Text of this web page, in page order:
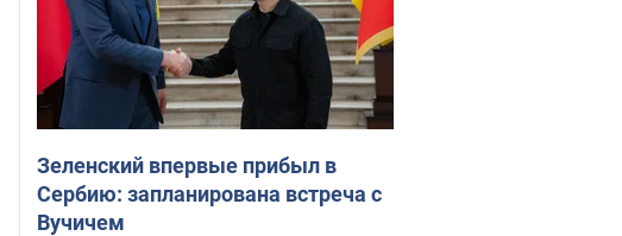
Зеленский впервые прибыл в
Сербию: запланирована встреча с
Вучичем